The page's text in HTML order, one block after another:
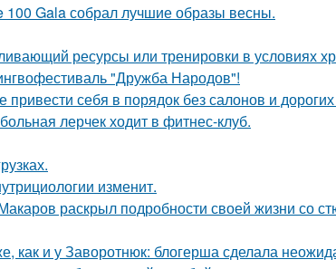
100 Gala собрал лучшие образы весны.
ресурсы или тренировки в условиях
"Дружба Народов"!
себя в порядок без салонов и
лерчек ходит в фитнес-клуб.
изменит.
раскрыл подробности своей жизни со
как и у Заворотнюк: блогерша сделала